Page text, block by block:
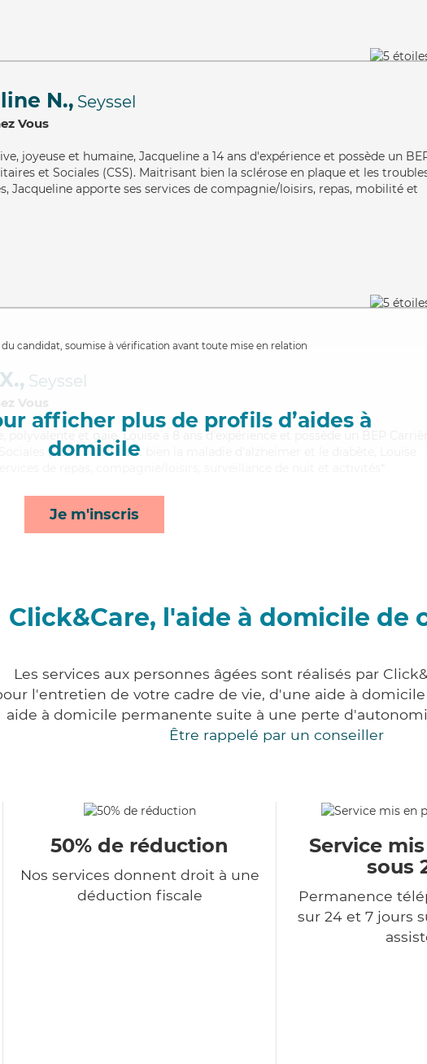
N., Seyssel
Vous
, joyeuse et humaine, Jacqueline a 14 ans d'expérience et possède un
et Sociales (CSS). Maitrisant bien la sclérose en plaque et les
Jacqueline apporte ses services de compagnie/loisirs, repas, mobilité et
candidat, soumise à vérification avant toute mise en relation
afficher plus de profils d’aides à
domicile
Je m'inscris
Seyssel
Vous
, polyvalente et gaie, Louise a 8 ans d'expérience et possède un BEP
(CSS). Maitrisant bien la maladie d'alzheimer et le diabète, Louise
Click&Care, l'aide à domicile de
Les services aux personnes âgées sont réalisés par
l'entretien de votre cadre de vie, d'une aide à
aide à domicile permanente suite à une perte
Être rappelé par un conseiller
50% de réduction
Nos services donnent droit à une
déduction fiscale
Service
sous
Permanence
sur 24 et 7 jours